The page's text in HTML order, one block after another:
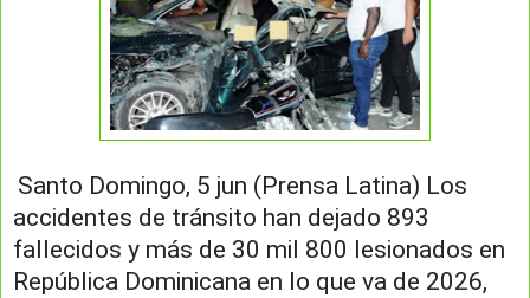
Santo Domingo, 5 jun (Prensa Latina) Los
accidentes de tránsito han dejado 893
fallecidos y más de 30 mil 800 lesionados en
República Dominicana en lo que va de 2026,